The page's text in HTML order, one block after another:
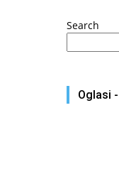
Search
Oglasi